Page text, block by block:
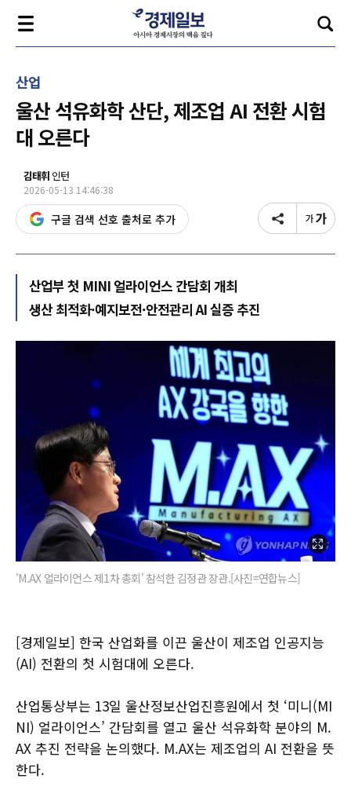
산업
울산 석유화학 산단, 제조업 AI 전환 시험
대 오른다
김태휘 인턴
2026-05-13 14:46:38
구글 검색 선호 출처로 추가
산업부 첫 MINI 얼라이언스 간담회 개최
생산 최적화·예지보전·안전관리 AI 실증 추진
'M.AX 얼라이언스 제1차 총회' 참석한 김정관 장관.[사진=연합뉴스]
[경제일보] 한국 산업화를 이끈 울산이 제조업 인공지능
(AI) 전환의 첫 시험대에 오른다.
산업통상부는 13일 울산정보산업진흥원에서 첫 ‘미니(MI
NI) 얼라이언스’ 간담회를 열고 울산 석유화학 분야의 M.
AX 추진 전략을 논의했다. M.AX는 제조업의 AI 전환을 뜻
한다.